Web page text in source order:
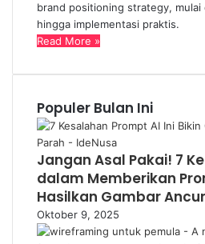
brand positioning strategy, mulai
hingga implementasi praktis.
Read More »
Populer Bulan Ini
Jangan Asal Pakai! 7
dalam Memberikan
Hasilkan Gambar Ancur
Oktober 9, 2025